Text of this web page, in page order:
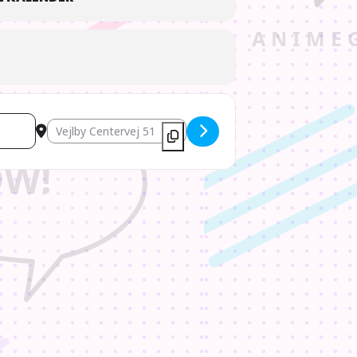
et fantastisk show!
Destination Address - Fancon Aarhus 2025 [U7jObiKpN]